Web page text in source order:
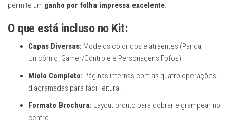
permite um ganho por folha impressa excelente.
O que está incluso no Kit:
Capas Diversas: Modelos coloridos e atraentes (Panda,
Unicórnio, Gamer/Controle e Personagens Fofos).
Miolo Completo: Páginas internas com as quatro operações,
diagramadas para fácil leitura.
Formato Brochura: Layout pronto para dobrar e grampear no
centro.